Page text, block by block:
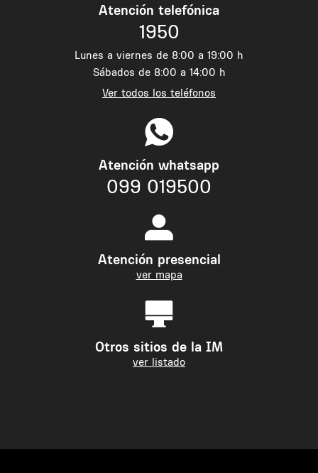
Atención telefónica
1950
Lunes a viernes de 8:00 a 19:00 h
Sábados de 8:00 a 14:00 h
Ver todos los teléfonos
Atención whatsapp
099 019500
Atención presencial
ver mapa
Otros sitios de la IM
ver listado